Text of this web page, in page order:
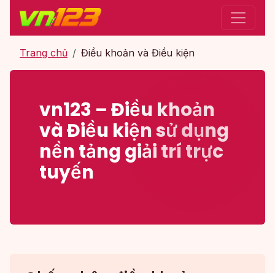
Trang chủ Điều khoản và Điều kiện
vn123 – Điều khoản
và Điều kiện sử dụng
nền tảng giải trí trực
tuyến